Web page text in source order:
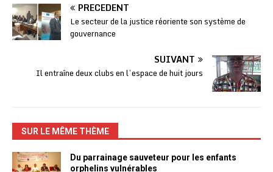
PRÉCÉDENT
Le secteur de la justice réoriente son système de
gouvernance
SUIVANT
Il entraîne deux clubs en l’espace de huit jours
SUR LE MÊME THÈME
Du parrainage sauveteur pour les enfants
orphelins vulnérables